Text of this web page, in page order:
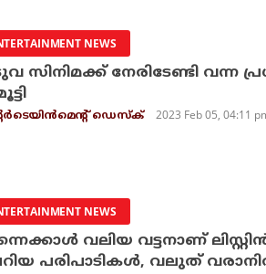
NEWS
സിനിമക്ക് നേരിടേണ്ടി വന്ന
ഡെസ്‌ക് 2023 Feb 05, 04:11
NEWS
വലിയ വട്ടനാണ്
പരിപാടികള്‍, വലുത്